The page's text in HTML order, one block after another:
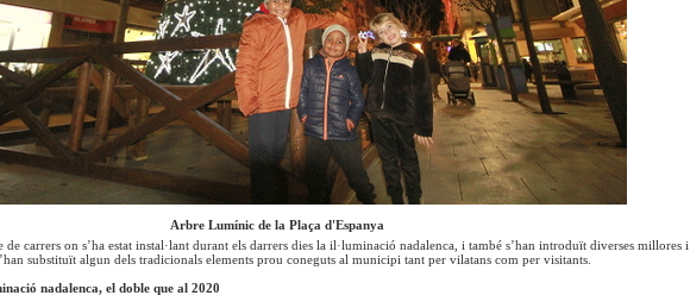
Arbre Lumínic de la Plaça d'Espanya
carrers on s’ha estat instal·lant durant els darrers dies la il·luminació nadalenca, i també s’han introduït diverses millores i
substituït algun dels tradicionals elements prou coneguts al municipi tant per vilatans com per visitants.
nadalenca, el doble que al 2020